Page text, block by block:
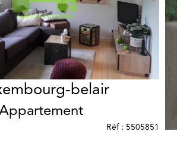
belair
Réf : 5505851